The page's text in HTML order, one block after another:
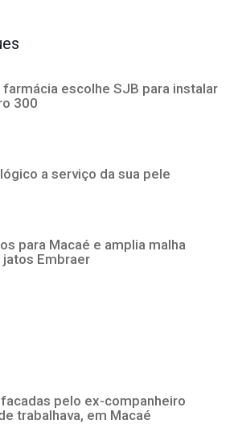
farmácia escolhe SJB para instalar
300
a serviço da sua pele
para Macaé e amplia malha
Embraer
pelo ex-companheiro
trabalhava, em Macaé